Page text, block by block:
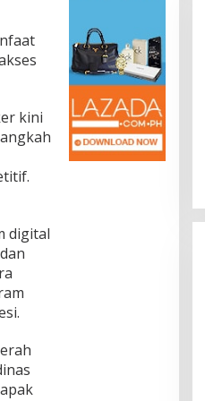
kini
digital
V BAMAGNAS Makassar:
Marbun Suarakan Aspirasi
Bahas Rakernas VI